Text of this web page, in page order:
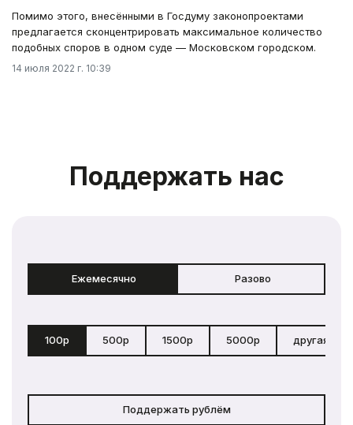
Помимо этого, внесёнными в Госдуму законопроектами
предлагается сконцентрировать максимальное количество
подобных споров в одном суде — Московском городском.
14 июля 2022 г. 10:39
Поддержать нас
Ежемесячно Разово
100р 500р 1500р 5000р другая
Поддержать рублём